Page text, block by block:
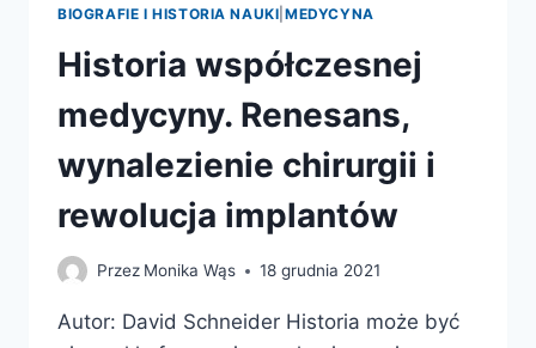
BIOGRAFIE I HISTORIA NAUKI |MEDYCYNA
Historia współczesnej
medycyny. Renesans,
wynalezienie chirurgii i
rewolucja implantów
Przez Monika Wąs 18 grudnia 2021
Autor: David Schneider Historia może być